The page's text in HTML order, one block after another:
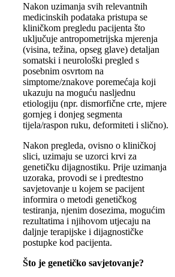
Nakon uzimanja svih relevantnih
medicinskih podataka pristupa se
kliničkom pregledu pacijenta što
uključuje antropometrijska mjerenja
(visina, težina, opseg glave) detaljan
somatski i neurološki pregled s
posebnim osvrtom na
simptome/znakove poremećaja koji
ukazuju na moguću nasljednu
etiologiju (npr. dismorfične crte, mjere
gornjeg i donjeg segmenta
tijela/raspon ruku, deformiteti i slično).
Nakon pregleda, ovisno o kliničkoj
slici, uzimaju se uzorci krvi za
genetičku dijagnostiku. Prije uzimanja
uzoraka, provodi se i predtestno
savjetovanje u kojem se pacijent
informira o metodi genetičkog
testiranja, njenim dosezima, mogućim
rezultatima i njihovom utjecaju na
daljnje terapijske i dijagnostičke
postupke kod pacijenta.
Što je genetičko savjetovanje?